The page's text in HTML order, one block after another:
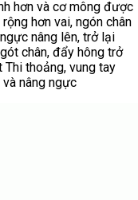
hơn và cơ mông được
hơn vai, ngón chân
nâng lên, trở lại
chân, đẩy hông trở
Thi thoảng, vung tay
nâng ngực